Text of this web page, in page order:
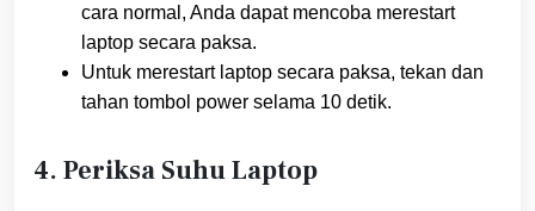
cara normal, Anda dapat mencoba merestart
laptop secara paksa.
Untuk merestart laptop secara paksa, tekan dan
tahan tombol power selama 10 detik.
4. Periksa Suhu Laptop